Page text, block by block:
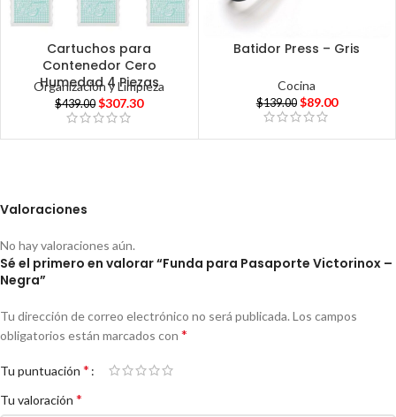
Cartuchos para
Contenedor Cero
Humedad 4 Piezas
Organización y Limpieza
$439.00 $307.30
Batidor Press – Gris
Cocina
$139.00 $89.00
Valoraciones
No hay valoraciones aún.
Sé el primero en valorar “Funda para Pasaporte Victorinox –
Negra”
Tu dirección de correo electrónico no será publicada. Los campos
obligatorios están marcados con *
Tu puntuación *
Tu valoración *